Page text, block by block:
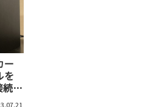
ー
を
に
ピ